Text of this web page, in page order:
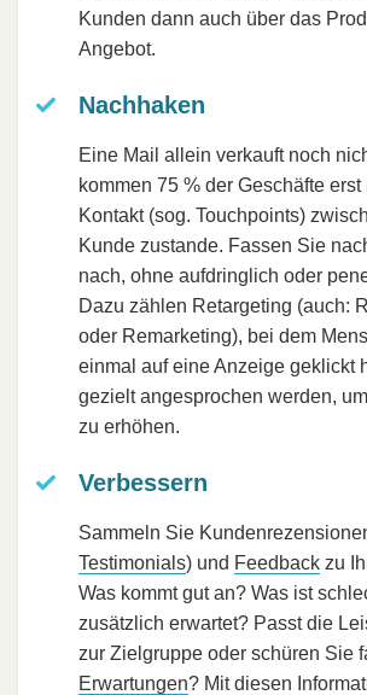
Kunden dann auch über das
Angebot.
Nachhaken
Eine Mail allein verkauft noch
kommen 75 % der Geschäfte erst
Kontakt (sog. Touchpoints)
Kunde zustande. Fassen Sie
nach, ohne aufdringlich oder
Dazu zählen Retargeting (auch:
oder Remarketing), bei dem
einmal auf eine Anzeige geklickt
gezielt angesprochen werden,
zu erhöhen.
Verbessern
Sammeln Sie
Testimonials) und Feedback zu
Was kommt gut an? Was ist
zusätzlich erwartet? Passt die
zur Zielgruppe oder schüren Sie
Erwartungen? Mit diesen